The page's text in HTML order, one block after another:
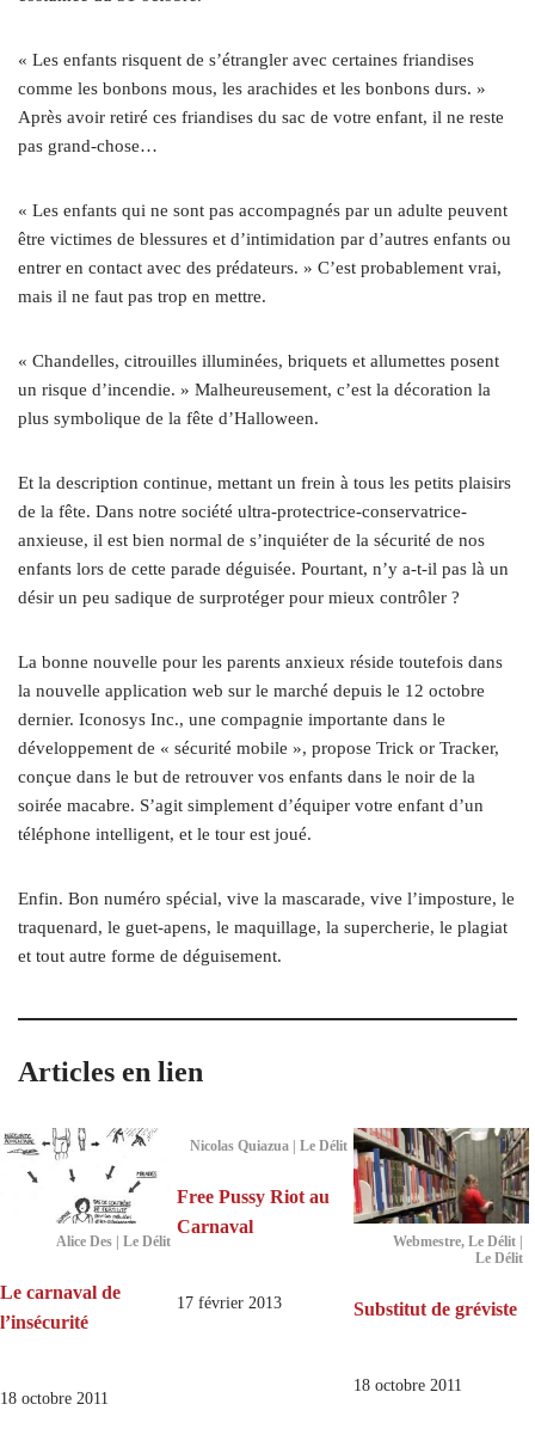
« Les enfants risquent de s’étrangler avec certaines friandises
comme les bonbons mous, les arachides et les bonbons durs. »
Après avoir retiré ces friandises du sac de votre enfant, il ne reste
pas grand-chose…
« Les enfants qui ne sont pas accompagnés par un adulte peuvent
être victimes de blessures et d’intimidation par d’autres enfants ou
entrer en contact avec des prédateurs. » C’est probablement vrai,
mais il ne faut pas trop en mettre.
« Chandelles, citrouilles illuminées, briquets et allumettes posent
un risque d’incendie. » Malheureusement, c’est la décoration la
plus symbolique de la fête d’Halloween.
Et la description continue, mettant un frein à tous les petits plaisirs
de la fête. Dans notre société ultra-protectrice-conservatrice-
anxieuse, il est bien normal de s’inquiéter de la sécurité de nos
enfants lors de cette parade déguisée. Pourtant, n’y a‑t-il pas là un
désir un peu sadique de surprotéger pour mieux contrôler ?
La bonne nouvelle pour les parents anxieux réside toutefois dans
la nouvelle application web sur le marché depuis le 12 octobre
dernier. Iconosys Inc., une compagnie importante dans le
développement de « sécurité mobile », propose Trick or Tracker,
conçue dans le but de retrouver vos enfants dans le noir de la
soirée macabre. S’agit simplement d’équiper votre enfant d’un
téléphone intelligent, et le tour est joué.
Enfin. Bon numéro spécial, vive la mascarade, vive l’imposture, le
traquenard, le guet-apens, le maquillage, la supercherie, le plagiat
et tout autre forme de déguisement.
Articles en lien
Alice Des | Le Délit
Le carnaval de
l’insécurité
18 octobre 2011
Nicolas Quiazua | Le Délit
Free Pussy Riot au
Carnaval
17 février 2013
Webmestre, Le Délit |
Le Délit
Substitut de gréviste
18 octobre 2011